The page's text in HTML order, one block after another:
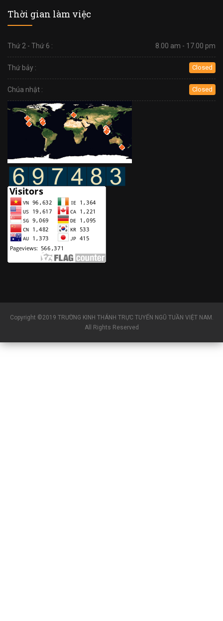
Thời gian làm việc
Thứ 2 - Thứ 6 : 8.00 am - 17.00 pm
Thứ bảy : Closed
Chúa nhật : Closed
Copyright ©2019 TRƯỜNG KINH THÁNH TRỰC TUYẾN NGŨ TUẦN VIỆT NAM.
All Rights Reserved